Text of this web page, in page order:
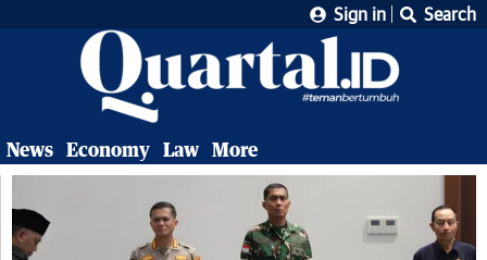
Sign in Search
News Economy Law More